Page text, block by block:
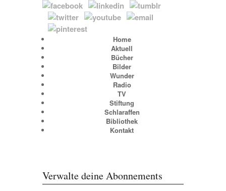
Home
Aktuell
Bücher
Bilder
Wunder
Radio
TV
Stiftung
Schlaraffen
Bibliothek
Kontakt
Verwalte deine Abonnements